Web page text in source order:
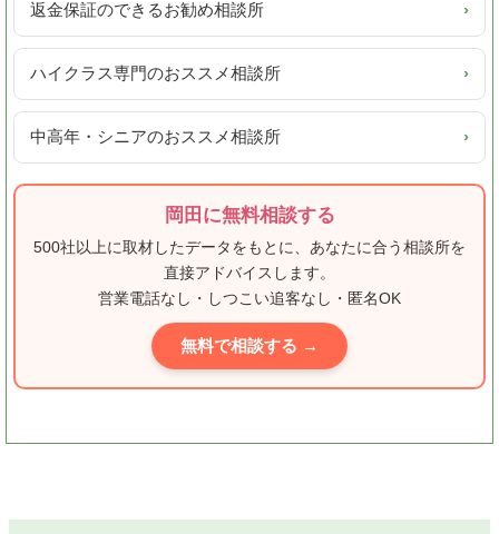
返金保証のできるお勧め相談所 ›
ハイクラス専門のおススメ相談所 ›
中高年・シニアのおススメ相談所 ›
岡田に無料相談する
500社以上に取材したデータをもとに、あなたに合う相談所を
直接アドバイスします。
営業電話なし・しつこい追客なし・匿名OK
無料で相談する →